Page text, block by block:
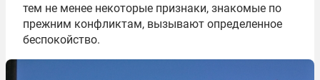
тем не менее некоторые признаки, знакомые по
прежним конфликтам, вызывают определенное
беспокойство.